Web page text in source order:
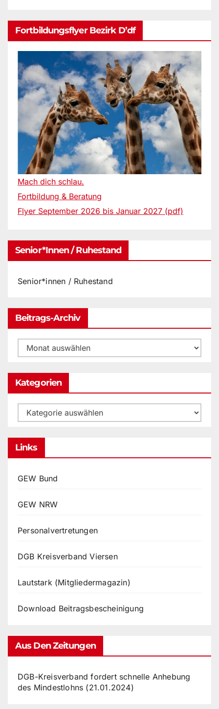
Fortbildungsflyer Bezirk D’df
Mach dich schlau.
Fortbildung & Beratung
Flyer September 2026 bis Januar 2027 (pdf)
Senior*innen / Ruhestand
Senior*innen / Ruhestand
Beitrags-Archiv
Beitrags-
Archiv
Kategorien
Kategorien
Links
GEW Bund
GEW NRW
Personalvertretungen
DGB Kreisverband Viersen
Lautstark (Mitgliedermagazin)
Download Beitragsbescheinigung
Aus Den Zeitungen
DGB-Kreisverband fordert schnelle Anhebung
des Mindestlohns (21.01.2024)